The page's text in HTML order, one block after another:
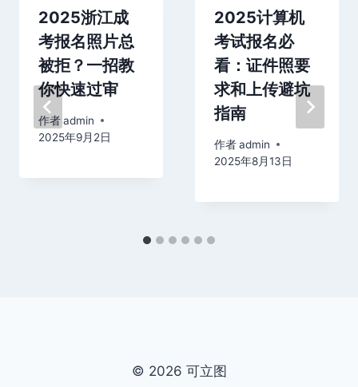
2025浙江成
考报名照片总
被拒？一招教
你快速过审
作者admin
2025年9月2日
2025计算机
考试报名必
看：证件照要
求和上传避坑
指南
作者admin
2025年8月13日
© 2026 可立图